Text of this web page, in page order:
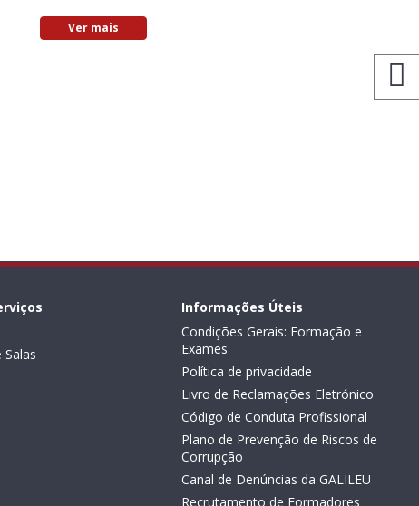
Ver mais
Salas
Informações Úteis
Condições Gerais: Formação e
Exames
Política de privacidade
Livro de Reclamações Eletrónico
Código de Conduta Profissional
Plano de Prevenção de Riscos de
Corrupção
Canal de Denúncias da GALILEU
Recrutamento de Formadores